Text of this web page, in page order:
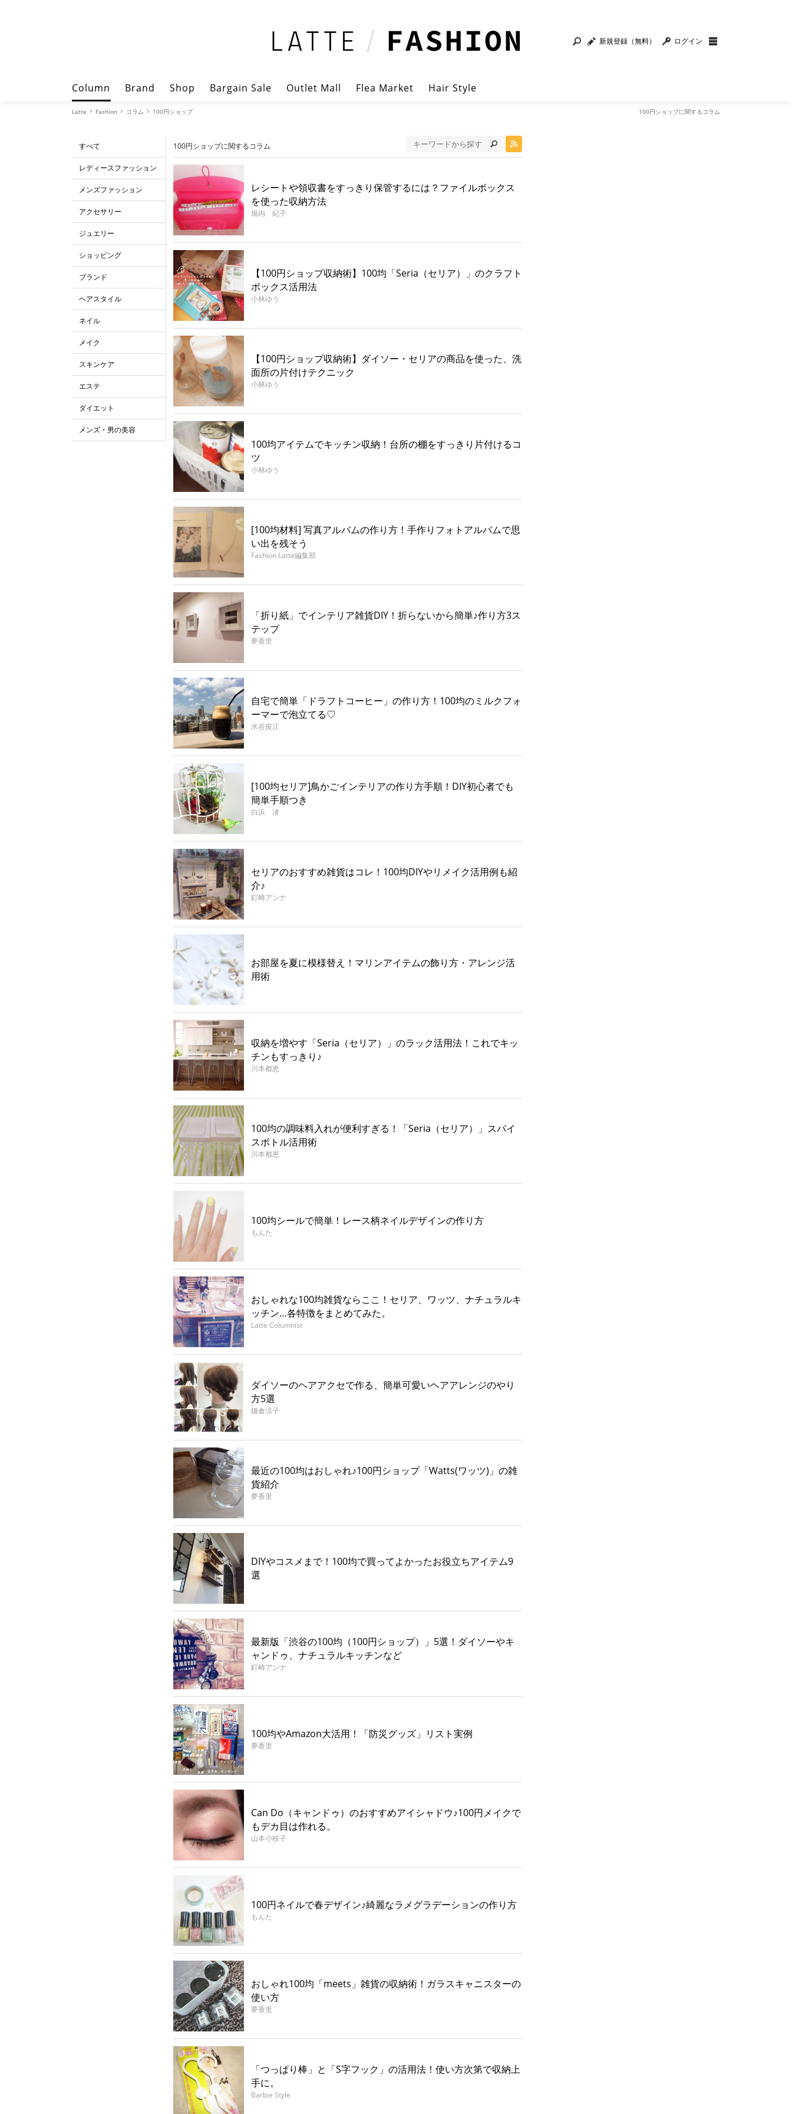
新規登録（無料） ログイン
Column Brand Shop Bargain Sale Outlet Mall Flea Market Hair Style
Latte Fashion コラム 100円ショップ 100円ショップに関するコラム
すべて
レディースファッション
メンズファッション
アクセサリー
ジュエリー
ショッピング
ブランド
ヘアスタイル
ネイル
メイク
スキンケア
エステ
ダイエット
メンズ・男の美容
100円ショップに関するコラム
レシートや領収書をすっきり保管するには？ファイルボックス
を使った収納方法
堀内 紀子
【100円ショップ収納術】100均「Seria（セリア）」のクラフト
ボックス活用法
小林ゆう
【100円ショップ収納術】ダイソー・セリアの商品を使った、洗
面所の片付けテクニック
小林ゆう
100均アイテムでキッチン収納！台所の棚をすっきり片付けるコ
ツ
小林ゆう
[100均材料] 写真アルバムの作り方！手作りフォトアルバムで思
い出を残そう
Fashion Latte編集部
「折り紙」でインテリア雑貨DIY！折らないから簡単♪作り方3ス
テップ
夢香里
自宅で簡単「ドラフトコーヒー」の作り方！100均のミルクフォ
ーマーで泡立てる♡
水谷俊江
[100均セリア]鳥かごインテリアの作り方手順！DIY初心者でも
簡単手順つき
白浜 渚
セリアのおすすめ雑貨はコレ！100均DIYやリメイク活用例も紹
介♪
釘崎アンナ
お部屋を夏に模様替え！マリンアイテムの飾り方・アレンジ活
用術
収納を増やす「Seria（セリア）」のラック活用法！これでキッ
チンもすっきり♪
川本都恵
100均の調味料入れが便利すぎる！「Seria（セリア）」スパイ
スボトル活用術
川本都恵
100均シールで簡単！レース柄ネイルデザインの作り方
もんた
おしゃれな100均雑貨ならここ！セリア、ワッツ、ナチュラルキ
ッチン…各特徴をまとめてみた。
Latte Columnist
ダイソーのヘアアクセで作る、簡単可愛いヘアアレンジのやり
方5選
鎌倉涼子
最近の100均はおしゃれ♪100円ショップ「Watts(ワッツ)」の雑
貨紹介
夢香里
DIYやコスメまで！100均で買ってよかったお役立ちアイテム9
選
最新版「渋谷の100均（100円ショップ）」5選！ダイソーやキ
ャンドゥ、ナチュラルキッチンなど
釘崎アンナ
100均やAmazon大活用！「防災グッズ」リスト実例
夢香里
Can Do（キャンドゥ）のおすすめアイシャドウ♪100円メイクで
もデカ目は作れる。
山本小枝子
100円ネイルで春デザイン♪綺麗なラメグラデーションの作り方
もんた
おしゃれ100均「meets」雑貨の収納術！ガラスキャニスターの
使い方
夢香里
「つっぱり棒」と「S字フック」の活用法！使い方次第で収納上
手に。
Barbie Style